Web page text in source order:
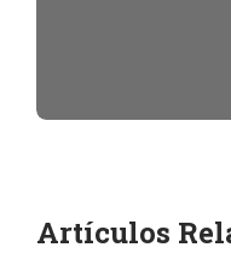
Artículos